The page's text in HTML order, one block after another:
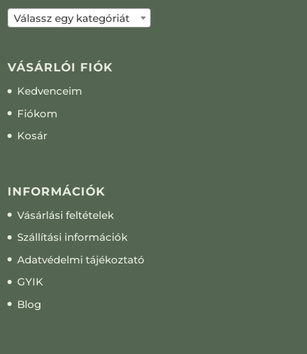
Válassz egy kategóriát
VÁSÁRLÓI FIÓK
Kedvenceim
Fiókom
Kosár
INFORMÁCIÓK
Vásárlási feltételek
Szállítási információk
Adatvédelmi tájékoztató
GYIK
Blog